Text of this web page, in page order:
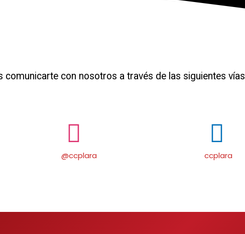
comunicarte con nosotros a través de las siguientes vías
@ccplara ccplara